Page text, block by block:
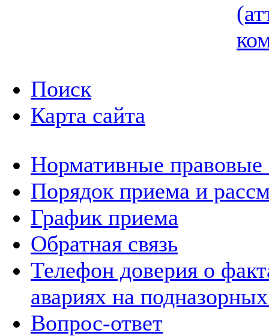
Поиск
Карта сайта
Нормативные правовые
Порядок приема и
График приема
Обратная связь
Телефон доверия о
авариях на
Вопрос-ответ